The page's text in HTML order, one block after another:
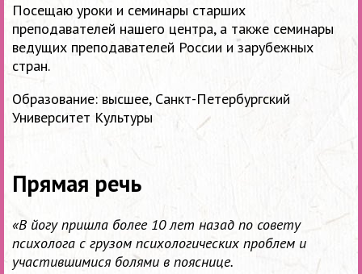
Посещаю уроки и семинары старших
преподавателей нашего центра, а также семинары
ведущих преподавателей России и зарубежных
стран.
Образование: высшее, Санкт-Петербургский
Университет Культуры
Прямая речь
«В йогу пришла более 10 лет назад по совету
психолога с грузом психологических проблем и
участившимися болями в пояснице.